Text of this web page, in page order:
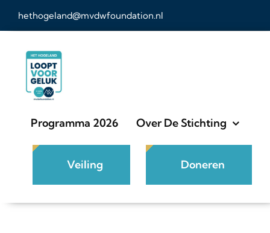
hethogeland@mvdwfoundation.nl
Programma 2026 Over De Stichting
Veiling Doneren